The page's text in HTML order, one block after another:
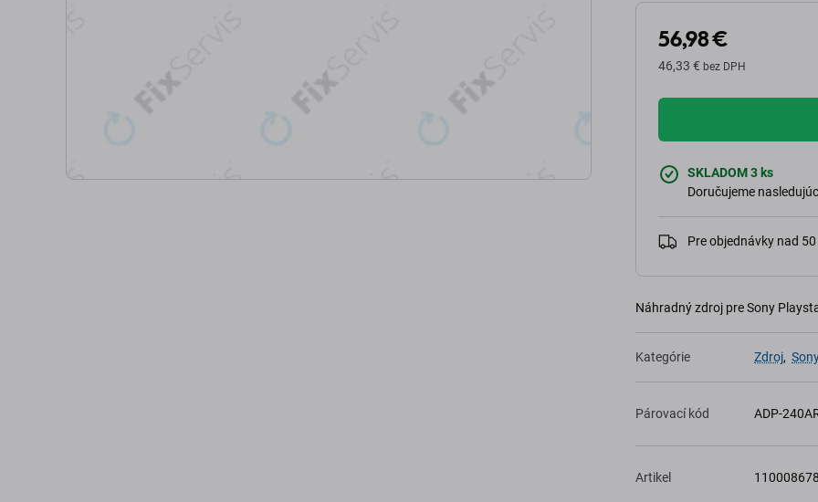
56,98 €
46,33 € bez DPH
SKLADOM 3 ks
Doručujeme
Pre objednávky nad
Náhradný zdroj pre Sony
Kategórie Zdroj,
Párovací kód ADP-
Artikel